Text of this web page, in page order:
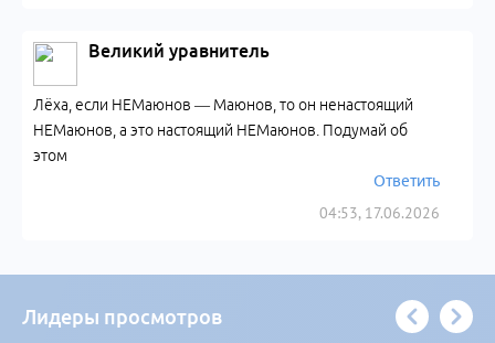
Великий уравнитель
04:53, 17.06.2026
Лёха, если НЕМаюнов — Маюнов, то он ненастоящий
НЕМаюнов, а это настоящий НЕМаюнов. Подумай об
этом
Ответить
Лидеры просмотров